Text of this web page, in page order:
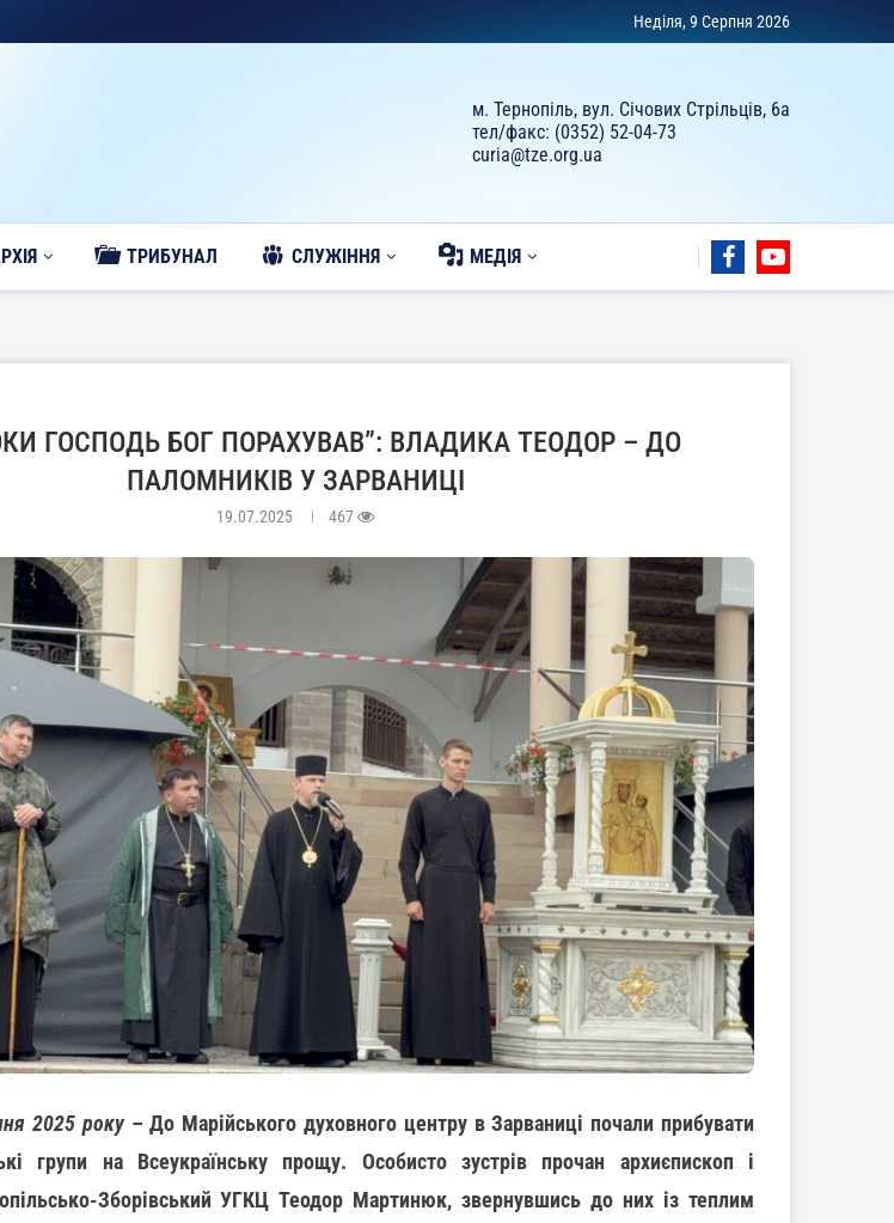
Неділя, 9 Серпня 2026
м. Тернопіль, вул. Січових Стрільців, 6а
тел/факс: (0352) 52-04-73
curia@tze.org.ua
ТРИБУНАЛ CЛУЖІННЯ МЕДІЯ
ГОСПОДЬ БОГ ПОРАХУВАВ”: ВЛАДИКА ТЕОДОР – ДО
ПАЛОМНИКІВ У ЗАРВАНИЦІ
19.07.2025 467
2025 року– До Марійського духовного центру в Зарваниці почали прибувати
групи на Всеукраїнську прощу. Особисто зустрів прочан архиєпископ і
Зборівський УГКЦ Теодор Мартинюк, звернувшись до них із теплим